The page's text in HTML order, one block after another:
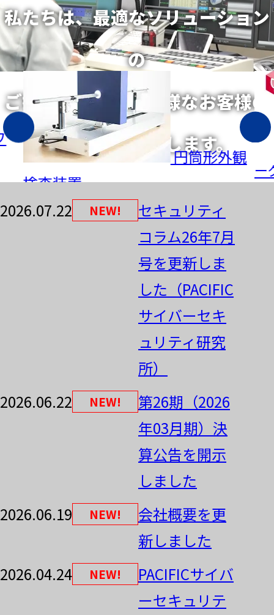
私たちは、最適なソリューション
の
ご提案を通じて、
多様なお客様の
課題解決に貢献します。
文書管理/ワ
SmartDB
2026.07.22 NEW!
セキュリティ
コラム26年7月
号を更新しま
した（PACIFIC
サイバーセキ
ュリティ研究
所）
2026.06.22
NEW!
第26期（2026
年03月期）決
算公告を開示
しました
2026.06.19
NEW!
会社概要を更
新しました
2026.04.24
NEW!
PACIFICサイバ
ーセキュリテ